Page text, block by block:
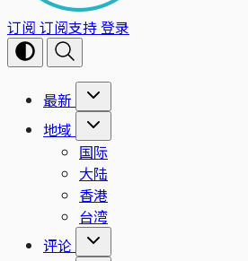
订阅 订阅支持登录
最新
地域
国际
大陆
香港
台湾
评论